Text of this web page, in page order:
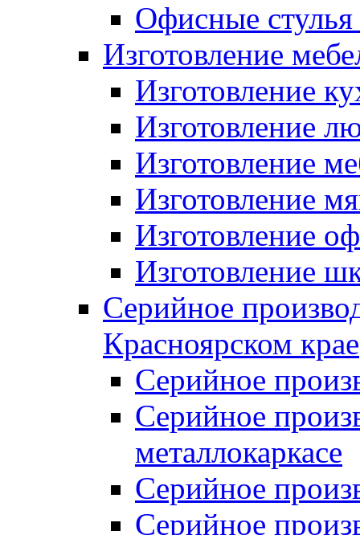
Офисные стулья
Изготовление
Изготовление
Изготовление
Изготовление
Изготовление
Изготовление
Изготовление
Серийное
Красноярском крае
Серийное
Серийное
металлокаркасе
Серийное
Серийное